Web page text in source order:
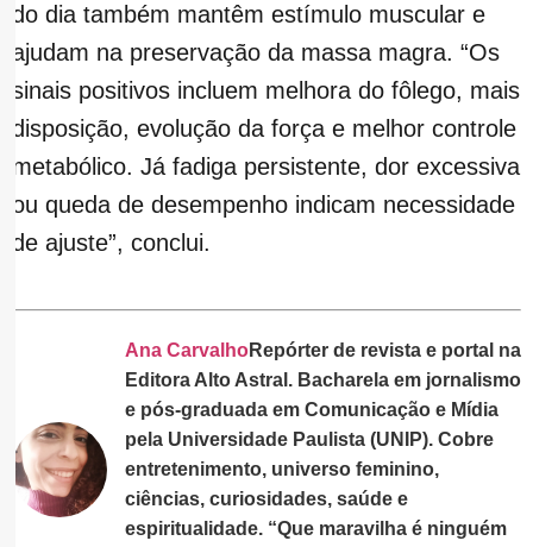
do dia também mantêm estímulo muscular e
ajudam na preservação da massa magra. “Os
sinais positivos incluem melhora do fôlego, mais
disposição, evolução da força e melhor controle
metabólico. Já fadiga persistente, dor excessiva
ou queda de desempenho indicam necessidade
de ajuste”, conclui.
Ana CarvalhoRepórter de revista e portal na
Editora Alto Astral. Bacharela em jornalismo
e pós-graduada em Comunicação e Mídia
pela Universidade Paulista (UNIP). Cobre
entretenimento, universo feminino,
ciências, curiosidades, saúde e
espiritualidade. “Que maravilha é ninguém